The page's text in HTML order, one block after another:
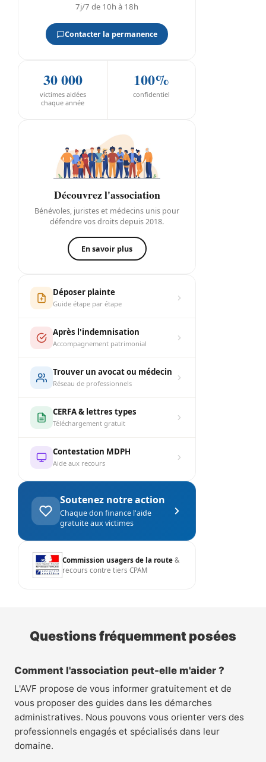
7j/7 de 10h à 18h
Contacter la permanence
30 000
victimes aidées
chaque année
100%
confidentiel
Découvrez l'association
Bénévoles, juristes et médecins unis pour
défendre vos droits depuis 2018.
En savoir plus
Déposer plainte
Guide étape par étape
Après l'indemnisation
Accompagnement patrimonial
Trouver un avocat ou médecin
Réseau de professionnels
CERFA & lettres types
Téléchargement gratuit
Contestation MDPH
Aide aux recours
Soutenez notre action
Chaque don finance l'aide
gratuite aux victimes
Commission usagers de la route &
recours contre tiers CPAM
Questions fréquemment posées
Comment l'association peut-elle m'aider ?
L'AVF propose de vous informer gratuitement et de
vous proposer des guides dans les démarches
administratives. Nous pouvons vous orienter vers des
professionnels engagés et spécialisés dans leur
domaine.